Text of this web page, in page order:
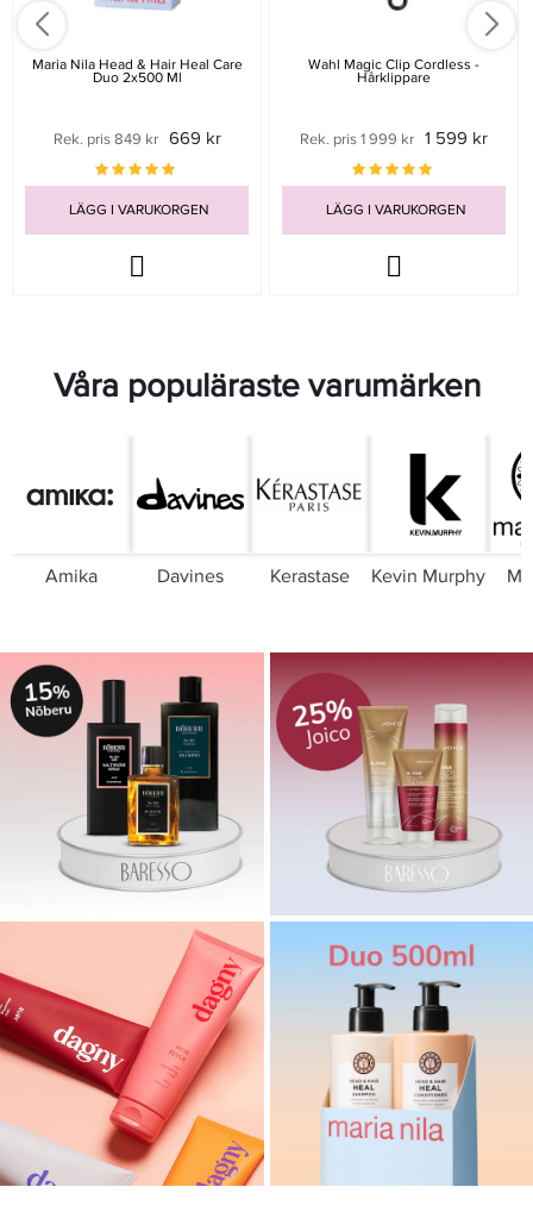
Maria Nila Head & Hair Heal Care
Duo 2x500 Ml
Rek. pris 849 kr 669 kr
LÄGG I VARUKORGEN
Wahl Magic Clip Cordless -
Hårklippare
Rek. pris 1 999 kr 1 599 kr
LÄGG I VARUKORGEN
Våra populäraste varumärken
Amika Davines Kerastase Kevin Murphy